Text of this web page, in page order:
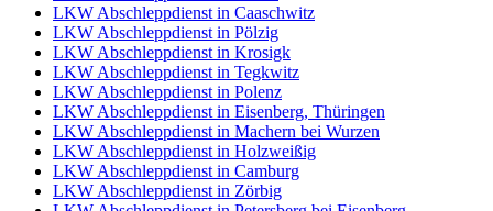
LKW Abschleppdienst in Caaschwitz
LKW Abschleppdienst in Pölzig
LKW Abschleppdienst in Krosigk
LKW Abschleppdienst in Tegkwitz
LKW Abschleppdienst in Polenz
LKW Abschleppdienst in Eisenberg, Thüringen
LKW Abschleppdienst in Machern bei Wurzen
LKW Abschleppdienst in Holzweißig
LKW Abschleppdienst in Camburg
LKW Abschleppdienst in Zörbig